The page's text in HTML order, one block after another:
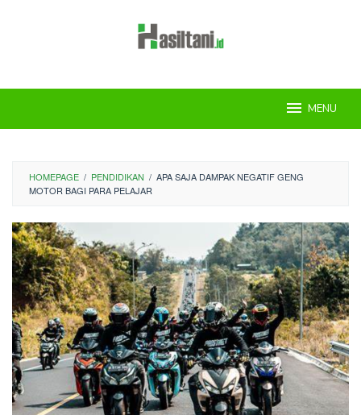
MENU
HOMEPAGE / PENDIDIKAN / APA SAJA DAMPAK NEGATIF GENG
MOTOR BAGI PARA PELAJAR